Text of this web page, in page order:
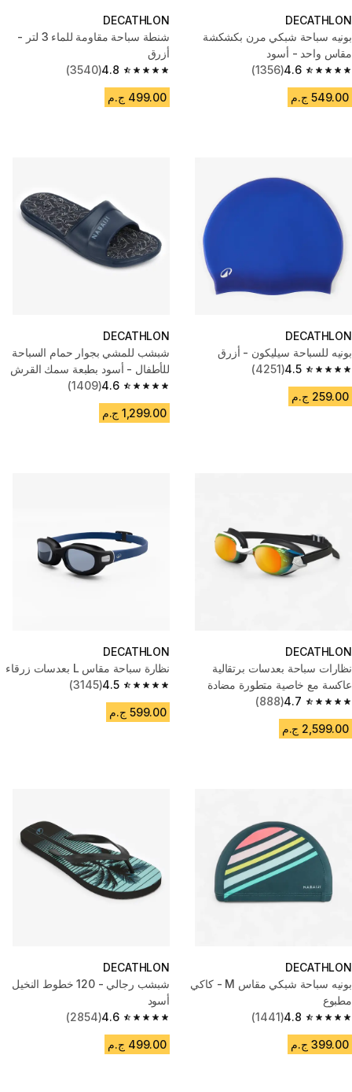
DECATHLON
بونيه سباحة شبكي مرن بكشكشة
مقاس واحد - أسود
4.6
4.6 out of 5 stars from 1356 reviews
(1356)
549.00 ج.م
DECATHLON
شنطة سباحة مقاومة للماء 3 لتر -
أزرق
4.8
4.8 out of 5 stars from 3540 reviews
(3540)
499.00 ج.م
DECATHLON
بونيه للسباحة سيليكون - أزرق
4.5
4.5 out of 5 stars from 4251 reviews
(4251)
259.00 ج.م
DECATHLON
شبشب للمشي بجوار حمام السباحة
للأطفال - أسود بطبعة سمك القرش
4.6
4.6 out of 5 stars from 1409 reviews
(1409)
1,299.00 ج.م
DECATHLON
نظارات سباحة بعدسات برتقالية
عاكسة مع خاصية متطورة مضادة
للضباب، ومقاس واحد
4.7
4.7 out of 5 stars from 888 reviews
(888)
2,599.00 ج.م
DECATHLON
نظارة سباحة مقاس L بعدسات زرقاء
4.5
4.5 out of 5 stars from 3145 reviews
(3145)
599.00 ج.م
DECATHLON
بونيه سباحة شبكي مقاس M - كاكي
مطبوع
4.8
4.8 out of 5 stars from 1441 reviews
(1441)
399.00 ج.م
DECATHLON
شبشب رجالي - 120 خطوط النخيل
أسود
4.6
4.6 out of 5 stars from 2854 reviews
(2854)
499.00 ج.م